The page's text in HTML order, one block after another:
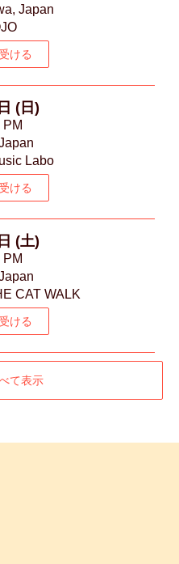
Japan
ける
(日)
PM
Labo
ける
(土)
PM
CAT WALK
ける
て表示